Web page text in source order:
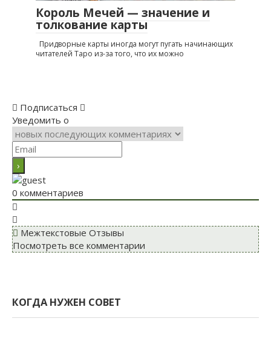
Король Мечей — значение и
толкование карты
Придворные карты иногда могут пугать начинающих
читателей Таро из-за того, что их можно
Подписаться
Уведомить о
0 комментариев
Межтекстовые Отзывы
Посмотреть все комментарии
КОГДА НУЖЕН СОВЕТ